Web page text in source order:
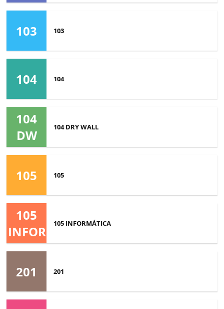
103 103
104 104
104
DW
104 DRY WALL
105 105
105
INFORMATICA
105 INFORMÁTICA
201 201